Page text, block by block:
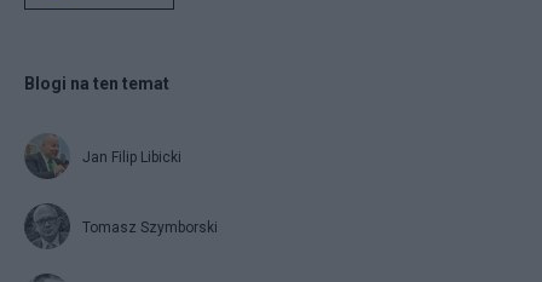
Blogi na ten temat
Jan Filip Libicki
Tomasz Szymborski